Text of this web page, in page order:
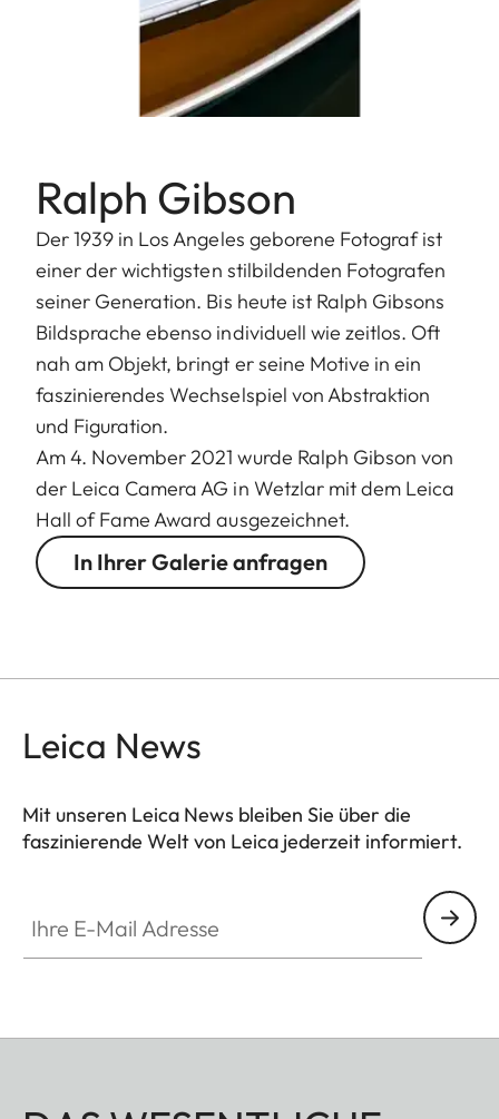
Ralph Gibson
Der 1939 in Los Angeles geborene Fotograf ist
einer der wichtigsten stilbildenden Fotografen
seiner Generation. Bis heute ist Ralph Gibsons
Bildsprache ebenso individuell wie zeitlos. Oft
nah am Objekt, bringt er seine Motive in ein
faszinierendes Wechselspiel von Abstraktion
und Figuration.
Am 4. November 2021 wurde Ralph Gibson von
der Leica Camera AG in Wetzlar mit dem Leica
Hall of Fame Award ausgezeichnet.
In Ihrer Galerie anfragen
Leica News
Mit unseren Leica News bleiben Sie über die
faszinierende Welt von Leica jederzeit informiert.